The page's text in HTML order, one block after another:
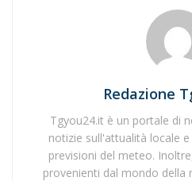
Redazione
Tgyou24.it è un portale di
notizie sull'attualità locale
previsioni del meteo.
provenienti dal mondo della